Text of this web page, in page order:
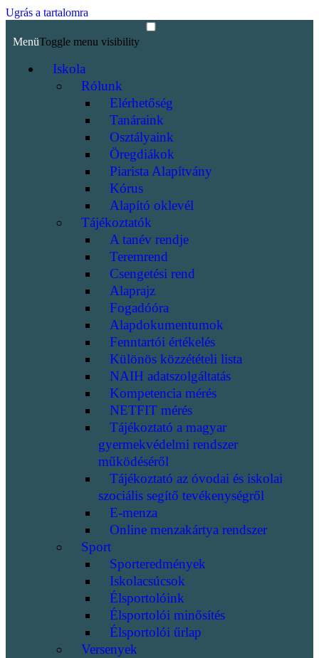
Ugrás a tartalomra
MenüToggle menu visibility
Iskola
Rólunk
Elérhetőség
Tanáraink
Osztályaink
Öregdiákok
Piarista Alapítvány
Kórus
Alapító oklevél
Tájékoztatók
A tanév rendje
Teremrend
Csengetési rend
Alaprajz
Fogadóóra
Alapdokumentumok
Fenntartói értékelés
Különös közzétételi lista
NAIH adatszolgáltatás
Kompetencia mérés
NETFIT mérés
Tájékoztató a magyar
gyermekvédelmi rendszer
működéséről
Tájékoztató az óvodai és iskolai
szociális segítő tevékenységről
E-menza
Online menzakártya rendszer
Sport
Sporteredmények
Iskolacsúcsok
Élsportolóink
Élsportolói minősítés
Élsportolói űrlap
Versenyek